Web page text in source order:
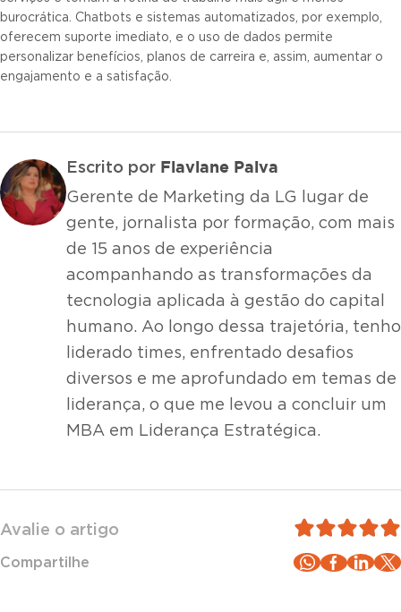
burocrática. Chatbots e sistemas automatizados, por exemplo,
oferecem suporte imediato, e o uso de dados permite
personalizar benefícios, planos de carreira e, assim, aumentar o
engajamento e a satisfação.
Escrito por Flaviane Paiva
Gerente de Marketing da LG lugar de
gente, jornalista por formação, com mais
de 15 anos de experiência
acompanhando as transformações da
tecnologia aplicada à gestão do capital
humano. Ao longo dessa trajetória, tenho
liderado times, enfrentado desafios
diversos e me aprofundado em temas de
liderança, o que me levou a concluir um
MBA em Liderança Estratégica.
Avalie o artigo
Compartilhe